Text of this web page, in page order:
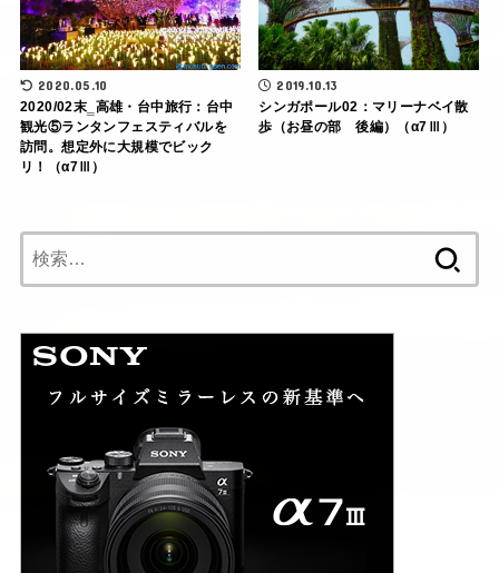
2020.05.10
2020/02末‗高雄・台中旅行：台中
観光⑤ランタンフェスティバルを
訪問。想定外に大規模でビック
リ！（α7Ⅲ）
2019.10.13
シンガポール02：マリーナベイ散
歩（お昼の部 後編）（α7Ⅲ）
索: